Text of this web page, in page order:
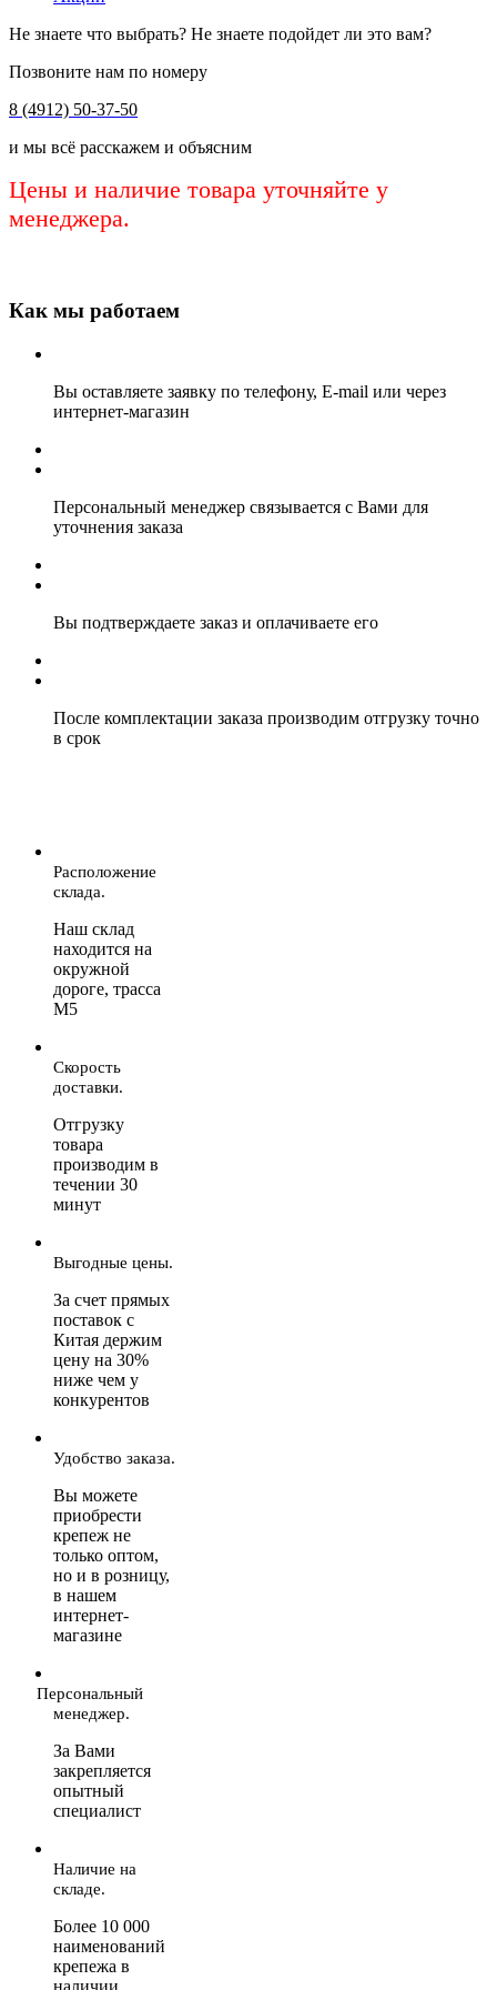
Не знаете что выбрать? Не знаете подойдет ли это вам?
Позвоните нам по номеру
8 (4912) 50-37-50
и мы всё расскажем и объясним
Цены и наличие товара уточняйте у
менеджера.
Как мы работаем
Вы оставляете заявку по телефону, E-mail или через
интернет-магазин
Персональный менеджер связывается с Вами для
уточнения заказа
Вы подтверждаете заказ и оплачиваете его
После комплектации заказа производим отгрузку точно
в срок
Расположение
склада.
Наш склад
находится на
окружной
дороге, трасса
М5
Скорость
доставки.
Отгрузку
товара
производим в
течении 30
минут
Выгодные цены.
За счет прямых
поставок с
Китая держим
цену на 30%
ниже чем у
конкурентов
Удобство заказа.
Вы можете
приобрести
крепеж не
только оптом,
но и в розницу,
в нашем
интернет-
магазине
Персональный
менеджер.
За Вами
закрепляется
опытный
специалист
Наличие на
складе.
Более 10 000
наименований
крепежа в
наличии